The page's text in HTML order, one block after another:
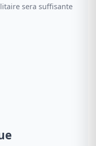
sera suffisante